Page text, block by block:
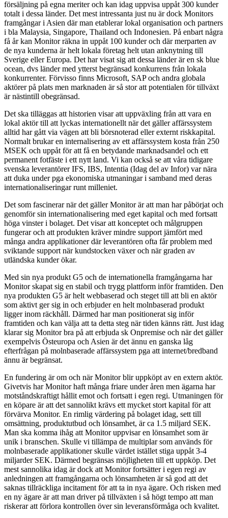
försäljning på egna meriter och kan idag uppvisa uppåt 300 kunder
totalt i dessa länder. Det mest intressanta just nu är dock Monitors
framgångar i Asien där man etablerar lokal organisation och partners
i bla Malaysia, Singapore, Thailand och Indonesien. På enbart några
få år kan Monitor räkna in uppåt 100 kunder och där merparten av
de nya kunderna är helt lokala företag helt utan anknytning till
Sverige eller Europa. Det har visat sig att dessa länder är en sk blue
ocean, dvs länder med ytterst begränsad konkurrens från lokala
konkurrenter. Förvisso finns Microsoft, SAP och andra globala
aktörer på plats men marknaden är så stor att potentialen för tillväxt
är nästintill obegränsad.
Det ska tilläggas att historien visar att uppväxling från att vara en
lokal aktör till att lyckas internationellt när det gäller affärssystem
alltid har gått via vägen att bli börsnoterad eller externt riskkapital.
Normalt brukar en internalisering av ett affärssystem kosta från 250
MSEK och uppåt för att få en betydande marknadsandel och ett
permanent fotfäste i ett nytt land. Vi kan också se att våra tidigare
svenska leverantörer IFS, IBS, Intentia (Idag del av Infor) var nära
att duka under pga ekonomiska utmaningar i samband med deras
internationaliseringar runt milleniet.
Det som fascinerar när det gäller Monitor är att man har påbörjat och
genomför sin internationalisering med eget kapital och med fortsatt
höga vinster i bolaget. Det visar att konceptet och målgruppen
fungerar och att produkten kräver mindre support jämfört med
många andra applikationer där leverantören ofta får problem med
sviktande support när kundstocken växer och när graden av
utländska kunder ökar.
Med sin nya produkt G5 och de internationella framgångarna har
Monitor skapat sig en stabil och trygg plattform inför framtiden. Den
nya produkten G5 är helt webbaserad och steget till att bli en aktör
som aktivt ger sig in och erbjuder en helt molnbaserad produkt
ligger inom räckhåll. Därmed har man positionerat sig inför
framtiden och kan välja att ta detta steg när tiden känns rätt. Just idag
klarar sig Monitor bra på att erbjuda sk Onpremise och när det gäller
exempelvis Östeuropa och Asien är det ännu en ganska låg
efterfrågan på molnbaserade affärssystem pga att internet/bredband
ännu är begränsat.
En fundering är om och när Monitor blir uppköpt av en extern aktör.
Givetvis har Monitor haft många friare under åren men ägarna har
motståndskraftigt hållit emot och fortsatt i egen regi. Utmaningen för
en köpare är att det sannolikt krävs ett mycket stort kapital för att
förvärva Monitor. En rimlig värdering på bolaget idag, sett till
omsättning, produktutbud och lönsamhet, är ca 1.5 miljard SEK.
Man ska komma ihåg att Monitor uppvisar en lönsamhet som är
unik i branschen. Skulle vi tillämpa de multiplar som används för
molnbaserade applikationer skulle värdet istället stiga uppåt 3-4
miljarder SEK. Därmed begränsas möjligheten till ett uppköp. Det
mest sannolika idag är dock att Monitor fortsätter i egen regi av
anledningen att framgångarna och lönsamheten är så god att det
saknas tillräckliga incitament för att ta in nya ägare. Och risken med
en ny ägare är att man driver på tillväxten i så högt tempo att man
riskerar att förlora kontrollen över sin leveransförmåga och kvalitet.